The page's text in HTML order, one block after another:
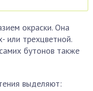
окраски. Она
или трехцветной.
бутонов также
выделяют: